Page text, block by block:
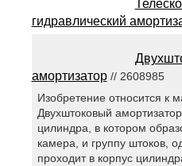
гидравлический
амортизатор// 2608985
Изобретение относится к
Двухштоковый
цилиндра, в котором
камера, и группу штоков,
проходит в корпус